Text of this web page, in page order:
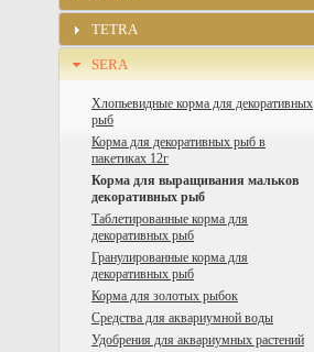
TETRA
SERA
Хлопьевидные корма для декоративных
рыб
Корма для декоративных рыб в
пакетиках 12г
Корма для выращивания мальков
декоративных рыб
Таблетированные корма для
декоративных рыб
Гранулированные корма для
декоративных рыб
Корма для золотых рыбок
Средства для аквариумной воды
Удобрения для аквариумных растений